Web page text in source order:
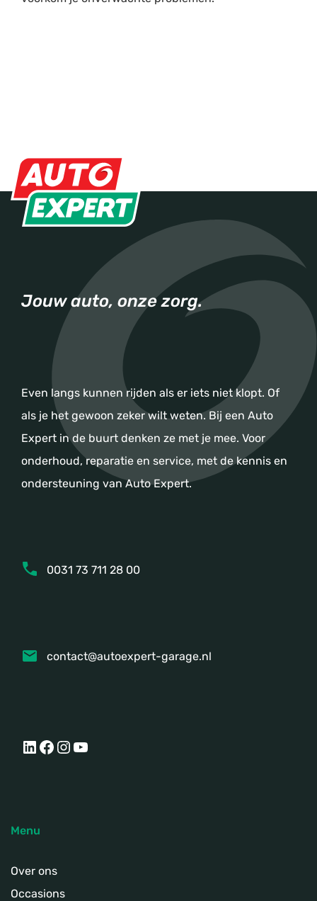
Jouw auto, onze zorg.
Even langs kunnen rijden als er iets niet klopt. Of
als je het gewoon zeker wilt weten. Bij een Auto
Expert in de buurt denken ze met je mee. Voor
onderhoud, reparatie en service, met de kennis en
ondersteuning van Auto Expert.
0031 73 711 28 00
contact@autoexpert-garage.nl
Menu
Over ons
Occasions